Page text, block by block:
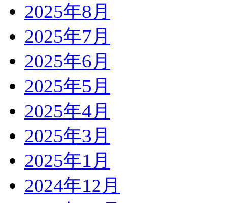
2025年8月
2025年7月
2025年6月
2025年5月
2025年4月
2025年3月
2025年1月
2024年12月